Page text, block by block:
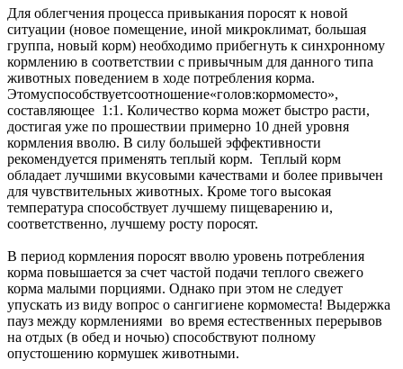
Для облегчения процесса привыкания поросят к новой
ситуации (новое помещение, иной микроклимат, большая
группа, новый корм) необходимо прибегнуть к синхронному
кормлению в соответствии с привычным для данного типа
животных поведением в ходе потребления корма.
Этомуспособствуетсоотношение«голов:кормоместо»,
составляющее 1:1. Количество корма может быстро расти,
достигая уже по прошествии примерно 10 дней уровня
кормления вволю. В силу большей эффективности
рекомендуется применять теплый корм. Теплый корм
обладает лучшими вкусовыми качествами и более привычен
для чувствительных животных. Кроме того высокая
температура способствует лучшему пищеварению и,
соответственно, лучшему росту поросят.
В период кормления поросят вволю уровень потребления
корма повышается за счет частой подачи теплого свежего
корма малыми порциями. Однако при этом не следует
упускать из виду вопрос о сангигиене кормоместа! Выдержка
пауз между кормлениями во время естественных перерывов
на отдых (в обед и ночью) способствуют полному
опустошению кормушек животными.